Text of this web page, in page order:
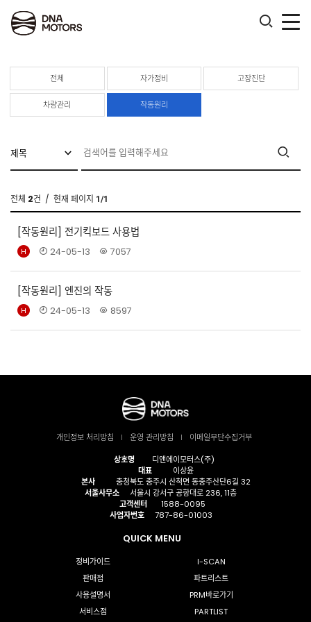
전체 자가정비 고장진단
차량관리 작동원리
전체 2건 / 현재 페이지 1/1
[작동원리] 전기킥보드 사용법
24-05-13 7057
[작동원리] 엔진의 작동
24-05-13 8597
개인정보 처리방침 운영 관리방침
이메일무단수집거부
상호명
디앤에이모터스(주)
대표
이상윤
본사
충청북도 충주시 산척면 동충주산단6길 32
서울사무소
서울시 강서구 공항대로 236, 11층
고객센터
1588-0095
사업자번호
787-86-01003
QUICK MENU
정비가이드
I-SCAN
판매점
파트리스트
사용설명서
PRM바로가기
서비스점
PARTLIST